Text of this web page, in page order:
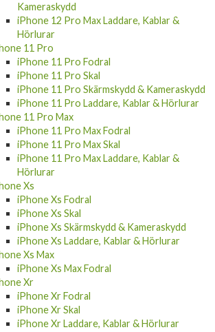
Kameraskydd
iPhone 12 Pro Max Laddare, Kablar &
Hörlurar
11 Pro
iPhone 11 Pro Fodral
iPhone 11 Pro Skal
iPhone 11 Pro Skärmskydd & Kameraskydd
iPhone 11 Pro Laddare, Kablar & Hörlurar
11 Pro Max
iPhone 11 Pro Max Fodral
iPhone 11 Pro Max Skal
iPhone 11 Pro Max Laddare, Kablar &
Hörlurar
Xs
iPhone Xs Fodral
iPhone Xs Skal
iPhone Xs Skärmskydd & Kameraskydd
iPhone Xs Laddare, Kablar & Hörlurar
Xs Max
iPhone Xs Max Fodral
Xr
iPhone Xr Fodral
iPhone Xr Skal
iPhone Xr Laddare, Kablar & Hörlurar